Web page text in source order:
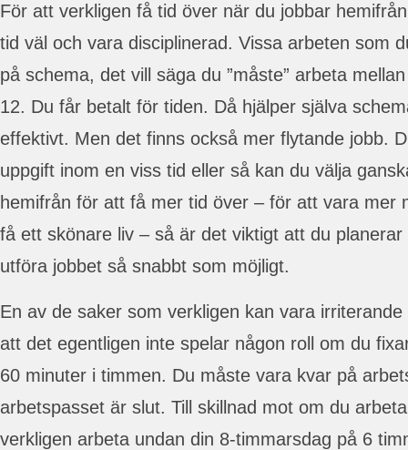
För att verkligen få tid över när du jobbar
tid väl och vara disciplinerad. Vissa arbeten som
på schema, det vill säga du ”måste” arbeta
12. Du får betalt för tiden. Då hjälper själva
effektivt. Men det finns också mer flytande jobb.
uppgift inom en viss tid eller så kan du välja
hemifrån för att få mer tid över – för att vara mer
få ett skönare liv – så är det viktigt att du
utföra jobbet så snabbt som möjligt.
En av de saker som verkligen kan vara
att det egentligen inte spelar någon roll om du
60 minuter i timmen. Du måste vara kvar på
arbetspasset är slut. Till skillnad mot om du
verkligen arbeta undan din 8-timmarsdag på 6